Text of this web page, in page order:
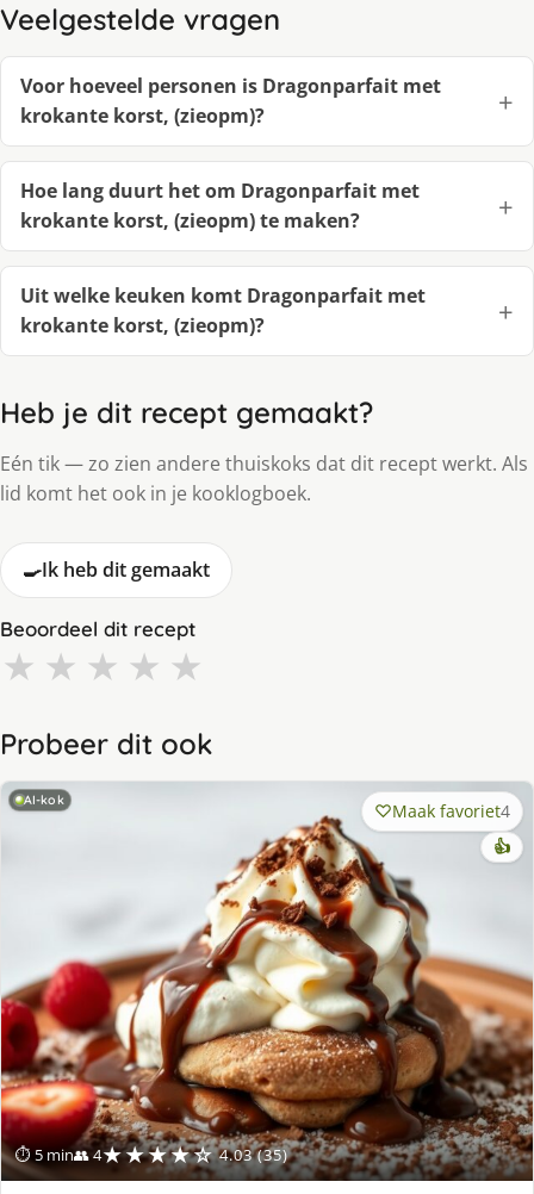
Veelgestelde vragen
Voor hoeveel personen is Dragonparfait met
krokante korst, (zieopm)?
Hoe lang duurt het om Dragonparfait met
krokante korst, (zieopm) te maken?
Uit welke keuken komt Dragonparfait met
krokante korst, (zieopm)?
Heb je dit recept gemaakt?
Eén tik — zo zien andere thuiskoks dat dit recept werkt. Als
lid komt het ook in je kooklogboek.
🍳Ik heb dit gemaakt
Beoordeel dit recept
★ ★ ★ ★ ★
Probeer dit ook
AI-kok
⏱ 5 min👥 4★★★★☆ 4.03 (35)
Maak favoriet4
👍